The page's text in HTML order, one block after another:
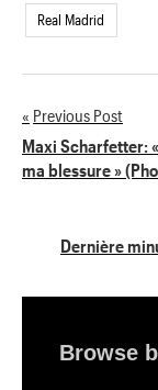
Real Madrid
Navigation
de
Previous Post
Maxi Scharfetter:
ma blessure »
Dernière
Browse